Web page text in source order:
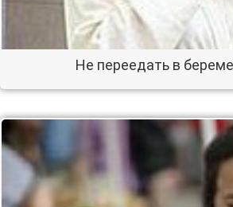
Не переедать в